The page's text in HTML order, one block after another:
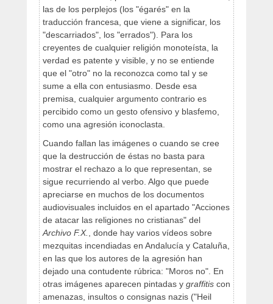
las de los perplejos (los "égarés" en la
traducción francesa, que viene a significar, los
"descarriados", los "errados"). Para los
creyentes de cualquier religión monoteísta, la
verdad es patente y visible, y no se entiende
que el "otro" no la reconozca como tal y se
sume a ella con entusiasmo. Desde esa
premisa, cualquier argumento contrario es
percibido como un gesto ofensivo y blasfemo,
como una agresión iconoclasta.
Cuando fallan las imágenes o cuando se cree
que la destrucción de éstas no basta para
mostrar el rechazo a lo que representan, se
sigue recurriendo al verbo. Algo que puede
apreciarse en muchos de los documentos
audiovisuales incluidos en el apartado "Acciones
de atacar las religiones no cristianas" del
Archivo F.X.
, donde hay varios vídeos sobre
mezquitas incendiadas en Andalucía y Cataluña,
en las que los autores de la agresión han
dejado una contudente rúbrica: "Moros no". En
otras imágenes aparecen pintadas y graffitis con
amenazas, insultos o consignas nazis ("Heil